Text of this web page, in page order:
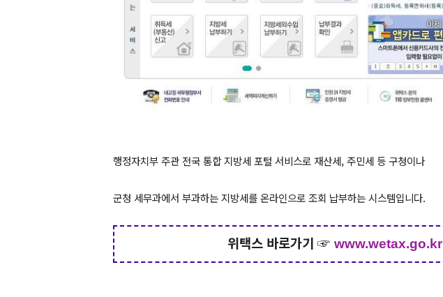
행정자치부 주관 전국 통합 지방세 포털 서비스로 재산세, 주민세 등 구청이나
군청 세무과에서 부과하는 지방세를 온라인으로 조회 납부하는 시스템입니다.
위택스 바로가기 ☞ www.wetax.go.kr